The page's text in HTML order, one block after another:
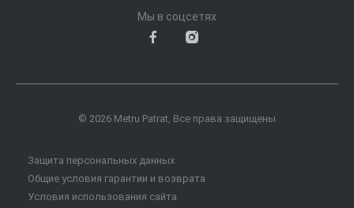
Мы в соцсетях
© 2026 Metru Patrat, Все права защищены
Защита персональных данных
Общие условия гарантии и возврата
Условия использования сайта